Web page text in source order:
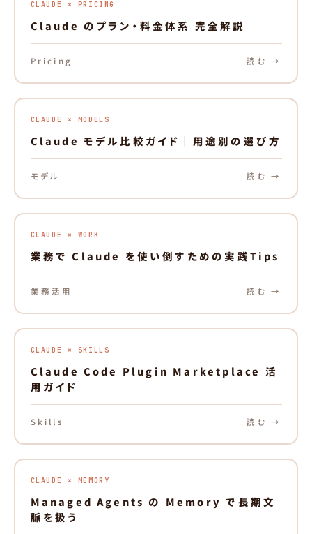
CLAUDE × PRICING
Claude のプラン・料金体系 完全解説
Pricing 読む →
CLAUDE × MODELS
Claude モデル比較ガイド｜用途別の選び方
モデル 読む →
CLAUDE × WORK
業務で Claude を使い倒すための実践Tips
業務活用 読む →
CLAUDE × SKILLS
Claude Code Plugin Marketplace 活
用ガイド
Skills 読む →
CLAUDE × MEMORY
Managed Agents の Memory で長期文
脈を扱う